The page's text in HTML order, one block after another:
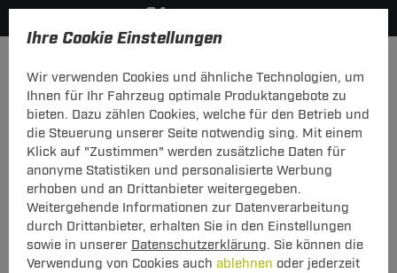
Ihre Cookie Einstellungen
Wir verwenden Cookies und ähnliche Technologien, um
Ihnen für Ihr Fahrzeug optimale Produktangebote zu
bieten. Dazu zählen Cookies, welche für den Betrieb und
die Steuerung unserer Seite notwendig sing. Mit einem
Klick auf "Zustimmen" werden zusätzliche Daten für
anonyme Statistiken und personalisierte Werbung
erhoben und an Drittanbieter weitergegeben.
Weitergehende Informationen zur Datenverarbeitung
durch Drittanbieter, erhalten Sie in den Einstellungen
sowie in unserer Datenschutzerklärung. Sie können die
Verwendung von Cookies auch ablehnen oder jederzeit
vorheriger Artikel nächster Artikel
ZB DB Box Lid Hülle Thule 6982 - Größe
2
ZB DB Box Lid Hülle Thule 6982 - Größe 2